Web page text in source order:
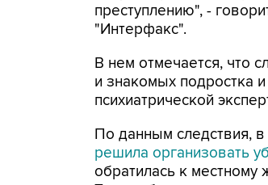
преступлению", -
"Интерфакс".
В нем отмечается, что
и знакомых подростка
психиатрической
По данным следствия,
решила организовать
обратилась к местному